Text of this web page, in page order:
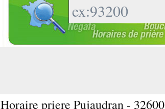
Horaire priere Pujaudran - 32600